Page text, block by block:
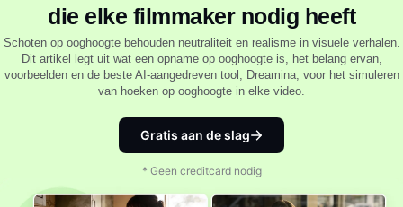
die elke filmmaker nodig heeft
Schoten op ooghoogte behouden neutraliteit en realisme in visuele verhalen.
Dit artikel legt uit wat een opname op ooghoogte is, het belang ervan,
voorbeelden en de beste AI-aangedreven tool, Dreamina, voor het simuleren
van hoeken op ooghoogte in elke video.
Gratis aan de slag
* Geen creditcard nodig